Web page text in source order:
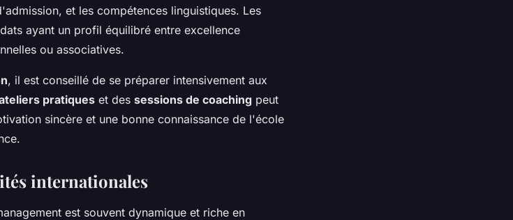
et les compétences linguistiques. Les
ayant un profil équilibré entre excellence
ou associatives.
, il est conseillé de se préparer intensivement aux
pratiques et des sessions de coaching peut
sincère et une bonne connaissance de l'école
internationales
est souvent dynamique et riche en